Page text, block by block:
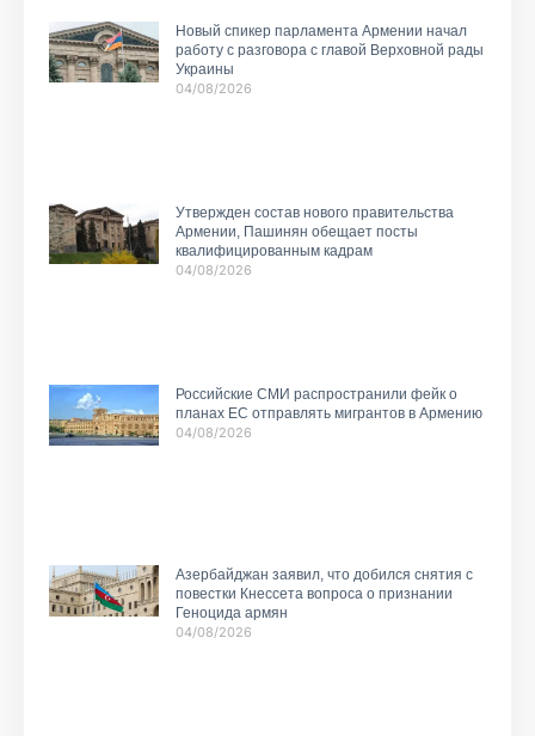
Новый спикер парламента Армении начал
работу с разговора с главой Верховной рады
Украины
04/08/2026
Утвержден состав нового правительства
Армении, Пашинян обещает посты
квалифицированным кадрам
04/08/2026
Российские СМИ распространили фейк о
планах ЕС отправлять мигрантов в Армению
04/08/2026
Азербайджан заявил, что добился снятия с
повестки Кнессета вопроса о признании
Геноцида армян
04/08/2026